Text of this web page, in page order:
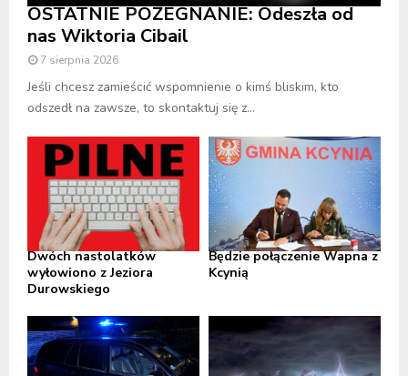
OSTATNIE POŻEGNANIE: Odeszła od
nas Wiktoria Cibail
7 sierpnia 2026
Jeśli chcesz zamieścić wspomnienie o kimś bliskim, kto
odszedł na zawsze, to skontaktuj się z...
Dwóch nastolatków
wyłowiono z Jeziora
Durowskiego
Będzie połączenie Wapna z
Kcynią